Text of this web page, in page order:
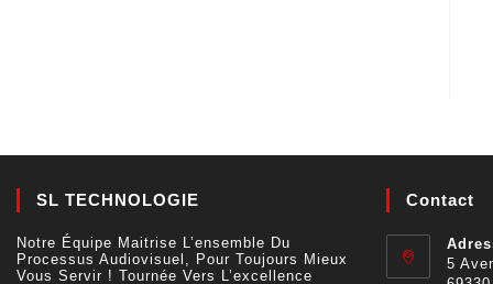
SL TECHNOLOGIE
Notre Équipe Maitrise L’ensemble Du
Processus Audiovisuel, Pour Toujours Mieux
Vous Servir ! Tournée Vers L’excellence
Contact
5